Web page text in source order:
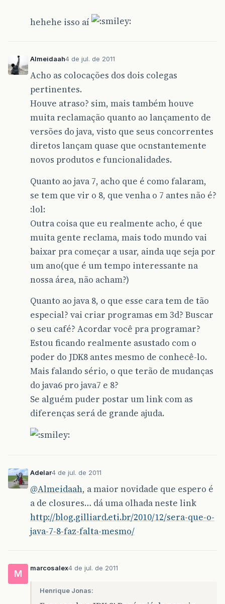
hehehe isso aí
Almeidaah4 de jul. de 2011
Acho as colocações dos dois colegas
pertinentes.
Houve atraso? sim, mais também houve
muita reclamação quanto ao lançamento de
versões do java, visto que seus concorrentes
diretos lançam quase que ocnstantemente
novos produtos e funcionalidades.
Quanto ao java 7, acho que é como falaram,
se tem que vir o 8, que venha o 7 antes não é?
:lol:
Outra coisa que eu realmente acho, é que
muita gente reclama, mais todo mundo vai
baixar pra começar a usar, ainda uqe seja por
um ano(que é um tempo interessante na
nossa área, não acham?)
Quanto ao java 8, o que esse cara tem de tão
especial? vai criar programas em 3d? Buscar
o seu café? Acordar você pra programar?
Estou ficando realmente asustado com o
poder do JDK8 antes mesmo de conhecê-lo.
Mais falando sério, o que terão de mudanças
do java6 pro java7 e 8?
Se alguém puder postar um link com as
diferenças será de grande ajuda.
Adelar4 de jul. de 2011
@Almeidaah, a maior novidade que espero é
a de closures… dá uma olhada neste link
http://blog.gilliard.eti.br/2010/12/sera-que-o-
java-7-8-faz-falta-mesmo/
M
marcosalex4 de jul. de 2011
Henrique Jonas: